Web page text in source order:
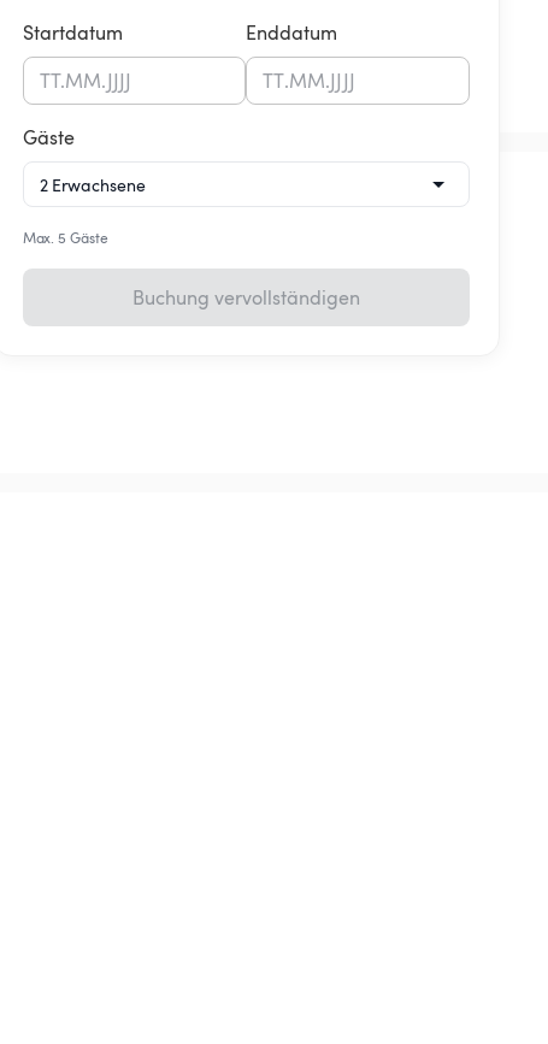
Startdatum
TT.MM.JJJJ
Enddatum
TT.MM.JJJJ
Gäste
Max. 5 Gäste
Buchung vervollständigen